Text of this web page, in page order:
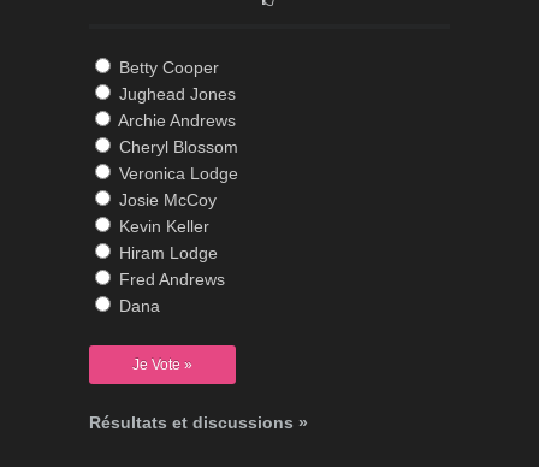
Betty Cooper
Jughead Jones
Archie Andrews
Cheryl Blossom
Veronica Lodge
Josie McCoy
Kevin Keller
Hiram Lodge
Fred Andrews
Dana
Résultats et discussions »